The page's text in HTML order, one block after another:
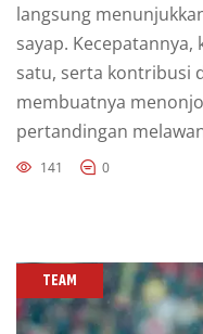
langsung
sayap.
satu, serta kontribusi
membuatnya
pertandingan
141 0
TEAM